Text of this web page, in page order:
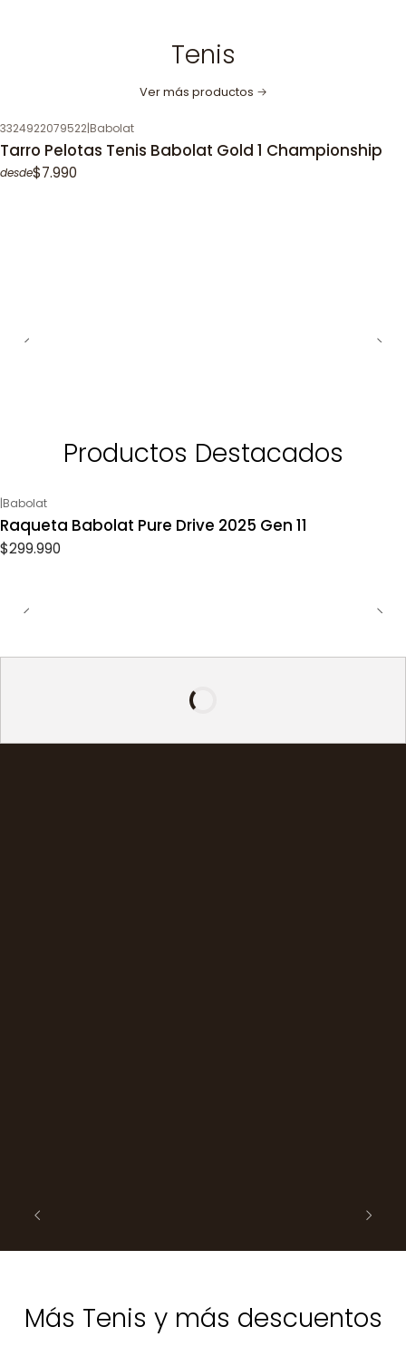
Tenis
Ver más productos
3324922079522|Babolat
Tarro Pelotas Tenis Babolat Gold 1 Championship
desde$7.990
Productos Destacados
|Babolat
Raqueta Babolat Pure Drive 2025 Gen 11
$299.990
Más Tenis y más descuentos